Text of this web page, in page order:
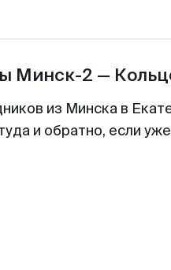
Минск-2 —
из Минска в
и обратно, если